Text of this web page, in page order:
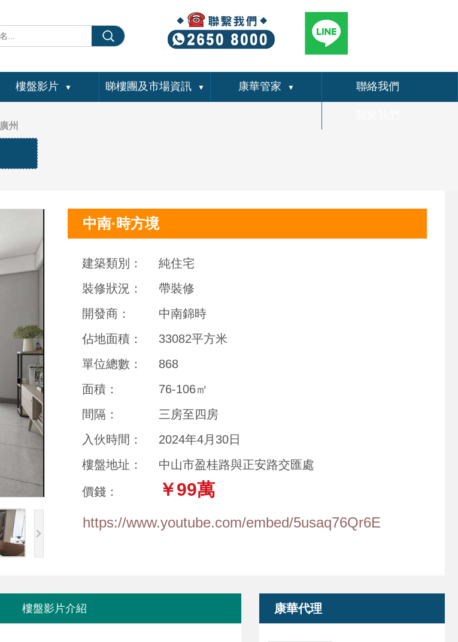
樓盤影片 ▼ 睇樓團及市場資訊 ▼ 康華管家 ▼ 聯絡我們
廣州
中南·時方境
建築類別：
純住宅
裝修狀況：
帶裝修
開發商：
中南錦時
佔地面積：
33082平方米
單位總數：
868
面積：
76-106㎡
間隔：
三房至四房
入伙時間：
2024年4月30日
樓盤地址：
中山市盈桂路與正安路交匯處
價錢： ￥99萬
https://www.youtube.com/embed/5usaq76Qr6E
樓盤影片介紹 康華代理